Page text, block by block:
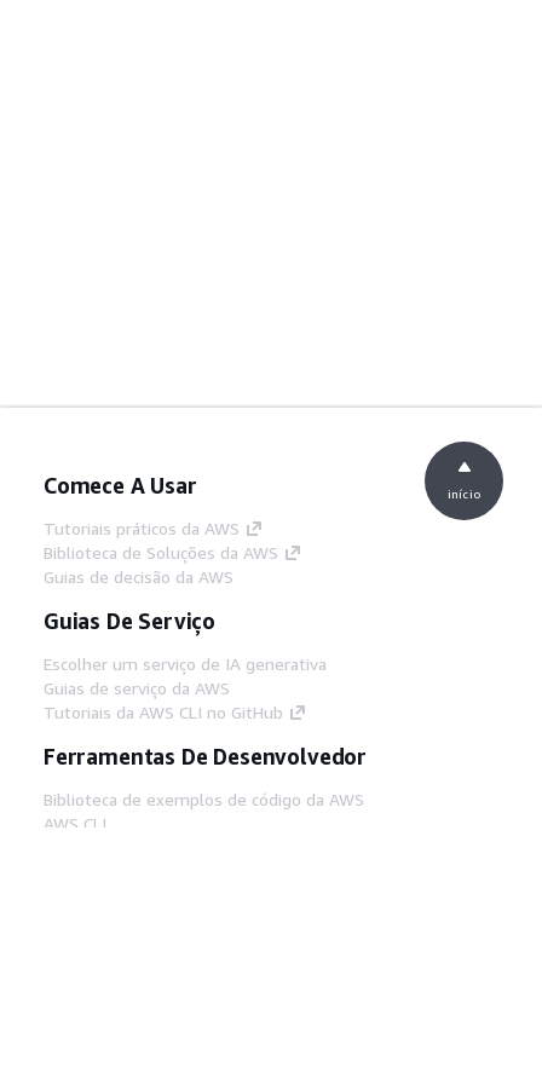
Comece A Usar
Tutoriais práticos da AWS
Biblioteca de Soluções da AWS
Guias de decisão da AWS
Guias De Serviço
Escolher um serviço de IA generativa
Guias de serviço da AWS
Tutoriais da AWS CLI no GitHub
Ferramentas De Desenvolvedor
Biblioteca de exemplos de código da AWS
AWS CLI
início